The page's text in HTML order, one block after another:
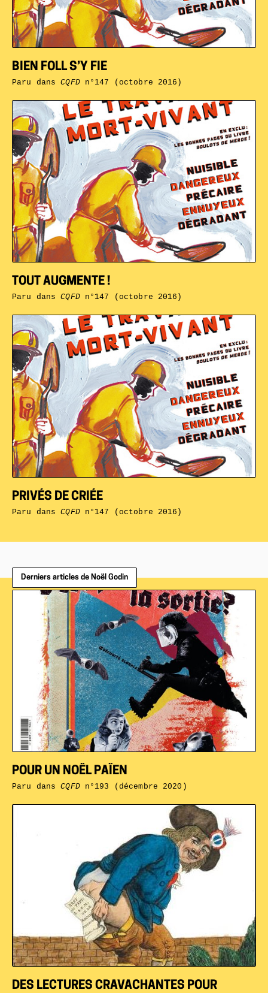
PRIVÉS DE CRIÉE
Paru dansCQFDn°147 (octobre 2016)
TOUT AUGMENTE !
Paru dansCQFDn°147 (octobre 2016)
BIEN FOLL S’Y FIE
Paru dansCQFDn°147 (octobre 2016)
Derniers articles de Noël Godin
DES LECTURES CRAVACHANTES POUR
POUR UN NOËL PAÏEN
Paru dansCQFDn°193 (décembre 2020)